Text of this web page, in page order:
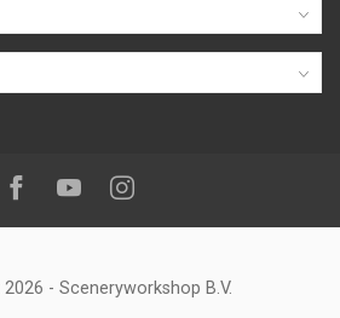
Volg ons op:Facebook
YoutubeInstagram
- Sceneryworkshop B.V.